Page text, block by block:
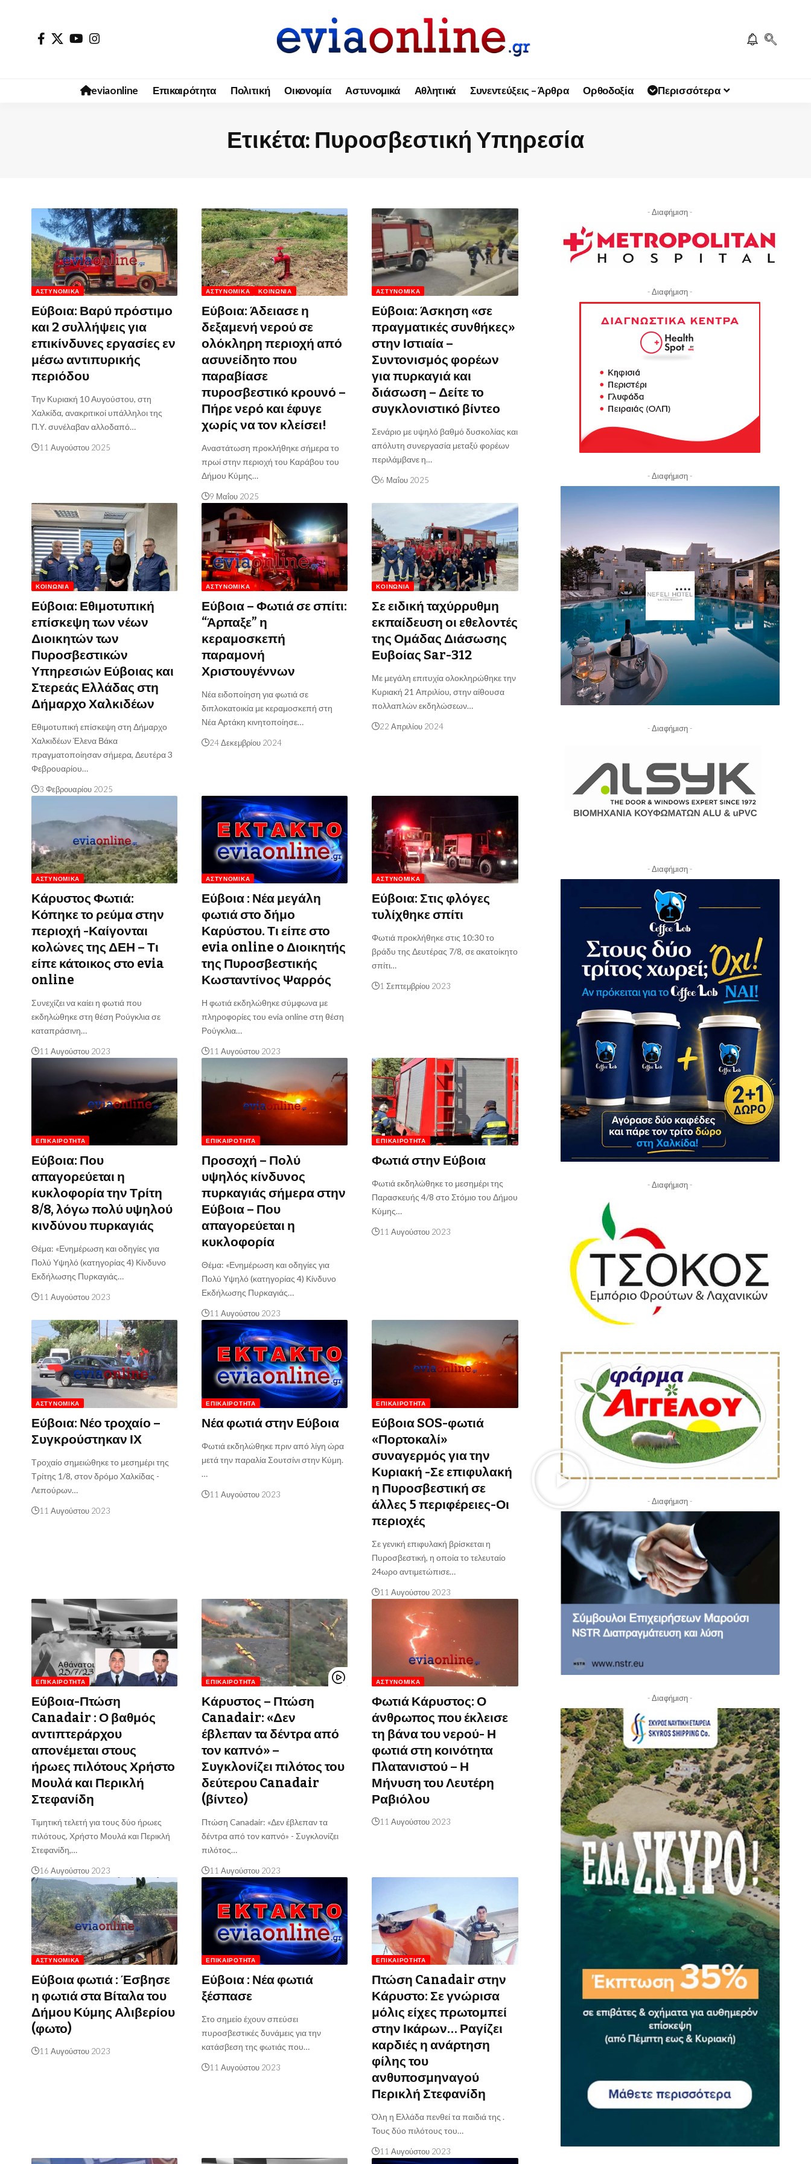
eviaonline Επικαιρότητα Πολιτική Οικονομία Αστυνομικά Αθλητικά Συνεντεύξεις – Άρθρα Ορθοδοξία Περισσότερα
Ετικέτα: Πυροσβεστική Υπηρεσία
ΑΣΤΥΝΟΜΙΚΆ
Εύβοια: Βαρύ πρόστιμο
και 2 συλλήψεις για
επικίνδυνες εργασίες εν
μέσω αντιπυρικής
περιόδου
Την Κυριακή 10 Αυγούστου, στη
Χαλκίδα, ανακριτικοί υπάλληλοι της
Π.Υ. συνέλαβαν αλλοδαπό…
11 Αυγούστου 2025
ΑΣΤΥΝΟΜΙΚΆ ΚΟΙΝΩΝΊΑ
Εύβοια: Άδειασε η
δεξαμενή νερού σε
ολόκληρη περιοχή από
ασυνείδητο που
παραβίασε
πυροσβεστικό κρουνό –
Πήρε νερό και έφυγε
χωρίς να τον κλείσει!
Αναστάτωση προκλήθηκε σήμερα το
πρωί στην περιοχή του Καράβου του
Δήμου Κύμης…
9 Μαΐου 2025
ΑΣΤΥΝΟΜΙΚΆ
Εύβοια: Άσκηση «σε
πραγματικές συνθήκες»
στην Ιστιαία –
Συντονισμός φορέων
για πυρκαγιά και
διάσωση – Δείτε το
συγκλονιστικό βίντεο
Σενάριο με υψηλό βαθμό δυσκολίας και
απόλυτη συνεργασία μεταξύ φορέων
περιλάμβανε η…
6 Μαΐου 2025
ΚΟΙΝΩΝΊΑ
Εύβοια: Εθιμοτυπική
επίσκεψη των νέων
Διοικητών των
Πυροσβεστικών
Υπηρεσιών Εύβοιας και
Στερεάς Ελλάδας στη
Δήμαρχο Χαλκιδέων
Εθιμοτυπική επίσκεψη στη Δήμαρχο
Χαλκιδέων Έλενα Βάκα
πραγματοποίησαν σήμερα, Δευτέρα 3
Φεβρουαρίου…
3 Φεβρουαρίου 2025
ΑΣΤΥΝΟΜΙΚΆ
Εύβοια – Φωτιά σε σπίτι:
“Άρπαξε” η
κεραμοσκεπή
παραμονή
Χριστουγέννων
Νέα ειδοποίηση για φωτιά σε
διπλοκατοικία με κεραμοσκεπή στη
Νέα Αρτάκη κινητοποίησε…
24 Δεκεμβρίου 2024
ΚΟΙΝΩΝΊΑ
Σε ειδική ταχύρρυθμη
εκπαίδευση οι εθελοντές
της Ομάδας Διάσωσης
Ευβοίας Sar-312
Με μεγάλη επιτυχία ολοκληρώθηκε την
Κυριακή 21 Απριλίου, στην αίθουσα
πολλαπλών εκδηλώσεων…
22 Απριλίου 2024
ΑΣΤΥΝΟΜΙΚΆ
Κάρυστος Φωτιά:
Κόπηκε το ρεύμα στην
περιοχή -Καίγονται
κολώνες της ΔΕΗ – Τι
είπε κάτοικος στο evia
online
Συνεχίζει να καίει η φωτιά που
εκδηλώθηκε στη θέση Ρούγκλια σε
καταπράσινη…
11 Αυγούστου 2023
ΑΣΤΥΝΟΜΙΚΆ
Εύβοια : Νέα μεγάλη
φωτιά στο δήμο
Καρύστου. Τι είπε στο
evia online o Διοικητής
της Πυροσβεστικής
Κωσταντίνος Ψαρρός
Η φωτιά εκδηλώθηκε σύμφωνα με
πληροφορίες του evia online στη θέση
Ρούγκλια…
11 Αυγούστου 2023
ΑΣΤΥΝΟΜΙΚΆ
Εύβοια: Στις φλόγες
τυλίχθηκε σπίτι
Φωτιά προκλήθηκε στις 10:30 το
βράδυ της Δευτέρας 7/8, σε ακατοίκητο
σπίτι…
1 Σεπτεμβρίου 2023
ΕΠΙΚΑΙΡΌΤΗΤΑ
Εύβοια: Που
απαγορεύεται η
κυκλοφορία την Τρίτη
8/8, λόγω πολύ υψηλού
κινδύνου πυρκαγιάς
Θέμα: «Ενημέρωση και οδηγίες για
Πολύ Υψηλό (κατηγορίας 4) Κίνδυνο
Εκδήλωσης Πυρκαγιάς…
11 Αυγούστου 2023
ΕΠΙΚΑΙΡΌΤΗΤΑ
Προσοχή – Πολύ
υψηλός κίνδυνος
πυρκαγιάς σήμερα στην
Εύβοια – Που
απαγορεύεται η
κυκλοφορία
Θέμα: «Ενημέρωση και οδηγίες για
Πολύ Υψηλό (κατηγορίας 4) Κίνδυνο
Εκδήλωσης Πυρκαγιάς…
11 Αυγούστου 2023
ΕΠΙΚΑΙΡΌΤΗΤΑ
Φωτιά στην Εύβοια
Φωτιά εκδηλώθηκε το μεσημέρι της
Παρασκευής 4/8 στο Στόμιο του Δήμου
Κύμης…
11 Αυγούστου 2023
ΑΣΤΥΝΟΜΙΚΆ
Εύβοια: Νέο τροχαίο –
Συγκρούστηκαν ΙΧ
Τροχαίο σημειώθηκε το μεσημέρι της
Τρίτης 1/8, στον δρόμο Χαλκίδας -
Λεπούρων…
11 Αυγούστου 2023
ΕΠΙΚΑΙΡΌΤΗΤΑ
Νέα φωτιά στην Εύβοια
Φωτιά εκδηλώθηκε πριν από λίγη ώρα
μετά την παραλία Σουτσίνι στην Κύμη.
…
11 Αυγούστου 2023
ΕΠΙΚΑΙΡΌΤΗΤΑ
Εύβοια SOS-φωτιά
«Πορτοκαλί»
συναγερμός για την
Κυριακή -Σε επιφυλακή
η Πυροσβεστική σε
άλλες 5 περιφέρειες-Οι
περιοχές
Σε γενική επιφυλακή βρίσκεται η
Πυροσβεστική, η οποία το τελευταίο
24ωρο αντιμετώπισε…
11 Αυγούστου 2023
ΕΠΙΚΑΙΡΌΤΗΤΑ
Εύβοια-Πτώση
Canadair : Ο βαθμός
αντιπτεράρχου
απονέμεται στους
ήρωες πιλότους Χρήστο
Μουλά και Περικλή
Στεφανίδη
Τιμητική τελετή για τους δύο ήρωες
πιλότους, Χρήστο Μουλά και Περικλή
Στεφανίδη,…
16 Αυγούστου 2023
ΕΠΙΚΑΙΡΌΤΗΤΑ
Κάρυστος – Πτώση
Canadair: «Δεν
έβλεπαν τα δέντρα από
τον καπνό» –
Συγκλονίζει πιλότος του
δεύτερου Canadair
(βίντεο)
Πτώση Canadair: «Δεν έβλεπαν τα
δέντρα από τον καπνό» - Συγκλονίζει
πιλότος…
11 Αυγούστου 2023
ΑΣΤΥΝΟΜΙΚΆ
Φωτιά Κάρυστος: Ο
άνθρωπος που έκλεισε
τη βάνα του νερού- Η
φωτιά στη κοινότητα
Πλατανιστού – Η
Μήνυση του Λευτέρη
Ραβιόλου
11 Αυγούστου 2023
ΑΣΤΥΝΟΜΙΚΆ
Εύβοια φωτιά : Έσβησε
η φωτιά στα Βίταλα του
Δήμου Κύμης Αλιβερίου
(φωτο)
11 Αυγούστου 2023
ΕΠΙΚΑΙΡΌΤΗΤΑ
Εύβοια : Νέα φωτιά
ξέσπασε
Στο σημείο έχουν σπεύσει
πυροσβεστικές δυνάμεις για την
κατάσβεση της φωτιάς που…
11 Αυγούστου 2023
ΕΠΙΚΑΙΡΌΤΗΤΑ
Πτώση Canadair στην
Κάρυστο: Σε γνώρισα
μόλις είχες πρωτομπεί
στην Ικάρων… Ραγίζει
καρδιές η ανάρτηση
φίλης του
ανθυποσμηναγού
Περικλή Στεφανίδη
Όλη η Ελλάδα πενθεί τα παιδιά της .
Τους δύο πιλότους του…
11 Αυγούστου 2023
- Διαφήμιση -
- Διαφήμιση -
- Διαφήμιση -
- Διαφήμιση -
- Διαφήμιση -
- Διαφήμιση -
- Διαφήμιση -
- Διαφήμιση -